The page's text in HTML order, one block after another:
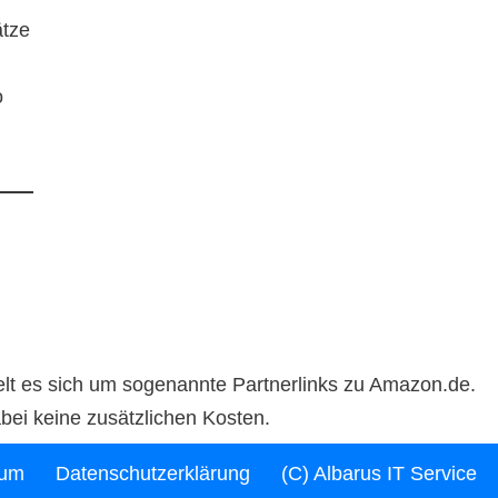
es sich um sogenannte Partnerlinks zu Amazon.de.
keine zusätzlichen Kosten.
Datenschutzerklärung (C) Albarus IT Service